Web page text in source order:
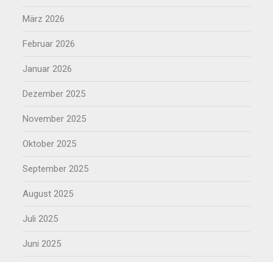
März 2026
Februar 2026
Januar 2026
Dezember 2025
November 2025
Oktober 2025
September 2025
August 2025
Juli 2025
Juni 2025